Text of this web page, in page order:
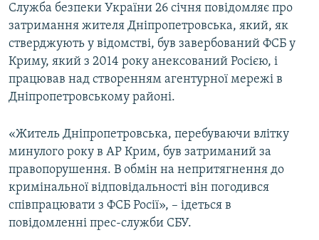
пошуку
ІНТЕРВ'Ю
ВСЕ ЗА ДЕНЬ
СПЕЦПРОЕКТИ
ДЕПОРТАЦІЯ
СВІДЧЕННЯ ОКУПАЦІЇ
УКРАЇНСЬКА ПРОБЛЕМА КРИМУ
ІНФОГРАФІКА
ЯК ОБІЙТИ БЛОКУВАННЯ
Qırımtatar
ДОЛУЧАЙСЯ!
Служба безпеки України 26 січня повідомляє про
затримання жителя Дніпропетровська, який, як
стверджують у відомстві, був завербований ФСБ у
Криму, який з 2014 року анексований Росією, і
працював над створенням агентурної мережі в
Дніпропетровському районі.
«Житель Дніпропетровська, перебуваючи влітку
минулого року в АР Крим, був затриманий за
правопорушення. В обмін на непритягнення до
кримінальної відповідальності він погодився
співпрацювати з ФСБ Росії», – ідеться в
повідомленні прес-служби СБУ.